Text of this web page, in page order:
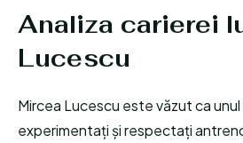
Analiza carierei
Lucescu
Mircea Lucescu este văzut ca
experimentați și respectați